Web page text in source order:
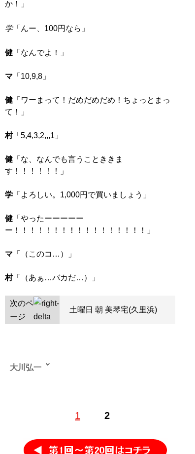
か！」
学「んー、100円なら」
健 「なんでよ！」
マ 「10,9,8」
健 「ワーまって！だめだめだめ！ちょっとまっ
て！」
村「5,4,3,2,,,1」
健 「な、なんでも言うことききま
す！！！！！！」
学 「よろしい。1,000円で買いましょう」
健 「やったーーーーー
ー！！！！！！！！！！！！！！！！！」
マ 「（このコ…）」
村「（あぁ…バカだ…）」
次のペ
ージ
土曜日 朝 美琴宅(久里浜)
1 2
大川弘一